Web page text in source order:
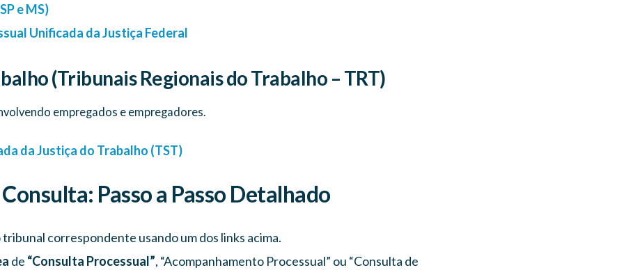
e MS)
Unificada da Justiça Federal
(Tribunais Regionais do Trabalho – TRT)
empregados e empregadores.
da Justiça do Trabalho (TST)
Passo a Passo Detalhado
correspondente usando um dos links acima.
de “Consulta Processual”, “Acompanhamento Processual” ou “Consulta de